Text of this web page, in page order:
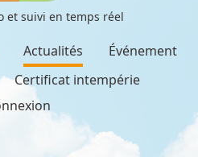
et suivi en temps réel
Actualités
Événement
Certificat intempérie